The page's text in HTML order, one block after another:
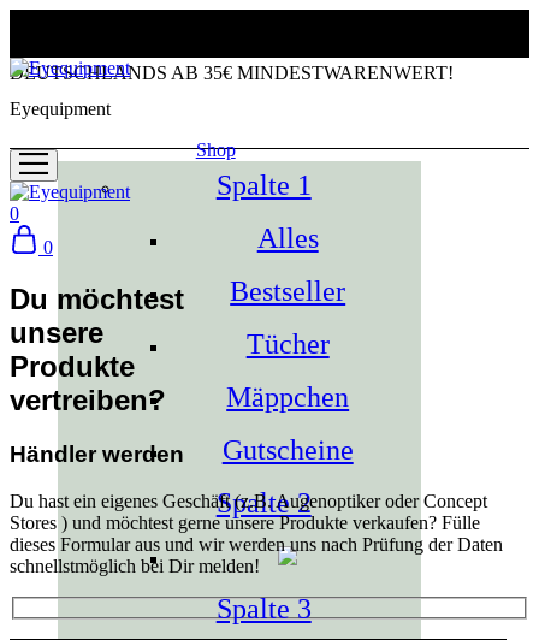
DEUTSCHLANDS AB 35€ MINDESTWARENWERT!
Eyequipment
Shop
Spalte 1
Alles
Bestseller
Tücher
Mäppchen
Gutscheine
Spalte 2
Spalte 3
0
0
Du möchtest
unsere
Produkte
vertreiben?
Händler werden
Du hast ein eigenes Geschäft (z.B. Augenoptiker oder Concept
Stores ) und möchtest gerne unsere Produkte verkaufen? Fülle
dieses Formular aus und wir werden uns nach Prüfung der Daten
schnellstmöglich bei Dir melden!